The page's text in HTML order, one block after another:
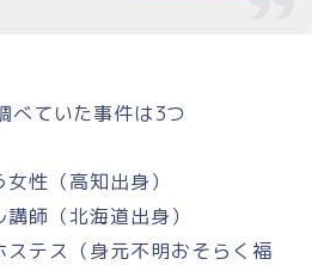
べていた事件は3つ
性（高知出身）
師（北海道出身）
ステス（身元不明おそらく福